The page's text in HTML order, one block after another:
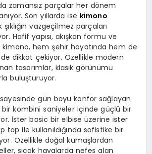
zamansız parçalar her dönem
Son yıllarda ise kimono
vazgeçilmez parçaları
Hafif yapısı, akışkan formu ve
hem şehir hayatında hem de
dikkat çekiyor. Özellikle modern
tasarımlar, klasik görünümü
buluşturuyor.
gün boyu konfor sağlayan
kombini saniyeler içinde güçlü bir
İster basic bir elbise üzerine ister
top ile kullanıldığında sofistike bir
Özellikle doğal kumaşlardan
sıcak havalarda nefes alan